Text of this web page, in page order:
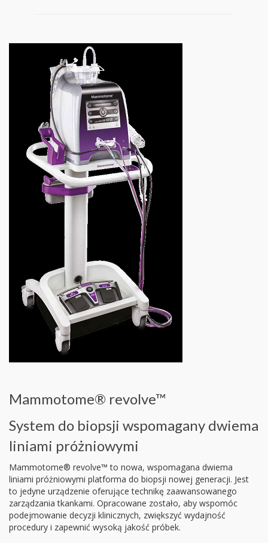
Mammotome® revolve™
System do biopsji wspomagany dwiema
liniami próżniowymi
Mammotome® revolve™ to nowa, wspomagana dwiema
liniami próżniowymi platforma do biopsji nowej generacji. Jest
to jedyne urządzenie oferujące technikę zaawansowanego
zarządzania tkankami. Opracowane zostało, aby wspomóc
podejmowanie decyzji klinicznych, zwiększyć wydajność
procedury i zapewnić wysoką jakość próbek.